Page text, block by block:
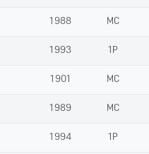
1988 МС
1993 1Р
1901 МС
1989 МС
1994 1Р